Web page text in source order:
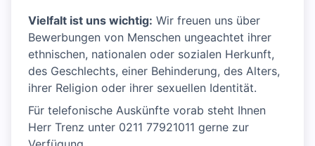
Vielfalt ist uns wichtig: Wir freuen uns über
Bewerbungen von Menschen ungeachtet ihrer
ethnischen, nationalen oder sozialen Herkunft,
des Geschlechts, einer Behinderung, des Alters,
ihrer Religion oder ihrer sexuellen Identität.
Für telefonische Auskünfte vorab steht Ihnen
Herr Trenz unter 0211 77921011 gerne zur